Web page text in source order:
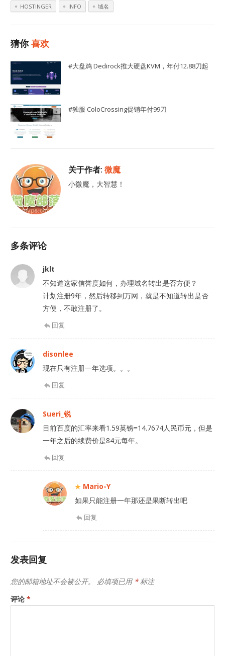
HOSTINGER INFO 域名
猜你喜欢
#大盘鸡 Dedirock推大硬盘KVM，年付12.88刀起
#独服 ColoCrossing促销年付99刀
关于作者:微魔
小微魔，大智慧！
多条评论
jklt
不知道这家信誉度如何，办理域名转出是否方便？
计划注册9年，然后转移到万网，就是不知道转出是否
方便，不敢注册了。
回复
disonlee
现在只有注册一年选项。。。
回复
Sueri_锐
目前百度的汇率来看1.59英镑=14.7674人民币元，但是
一年之后的续费价是84元每年。
回复
Mario-Y
如果只能注册一年那还是果断转出吧
回复
发表回复
您的邮箱地址不会被公开。 必填项已用 *标注
评论*